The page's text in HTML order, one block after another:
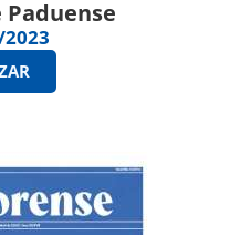
Paduense